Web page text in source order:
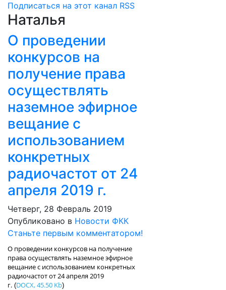
Подписаться на этот канал RSS
Наталья
О проведении
конкурсов на
получение права
осуществлять
наземное эфирное
вещание с
использованием
конкретных
радиочастот от 24
апреля 2019 г.
Четверг, 28 Февраль 2019
Опубликовано в Новости ФКК
Станьте первым комментатором!
О проведении конкурсов на получение
права осуществлять наземное эфирное
вещание с использованием конкретных
радиочастот от 24 апреля 2019
г. (DOCX, 45.50 Kb)